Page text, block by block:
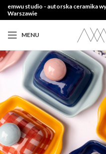
emwu studio - autorska ceramika
Warszawie
MENU